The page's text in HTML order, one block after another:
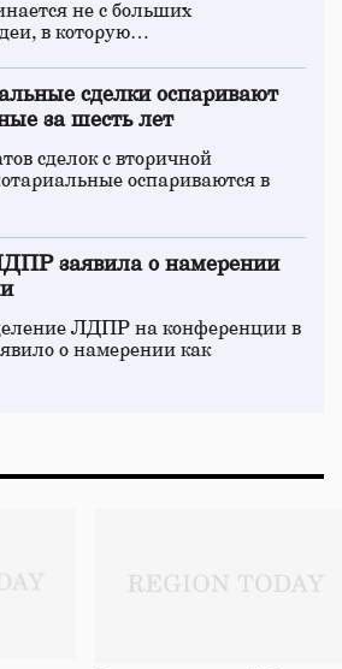
не с больших
в которую…
сделки оспаривают
за шесть лет
сделок с вторичной
оспариваются в
заявила о намерении
ЛДПР на конференции в
о намерении как